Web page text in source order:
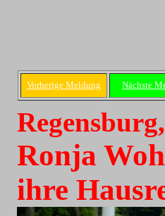
Vorherige Meldung Nächste
Ronja
ihre